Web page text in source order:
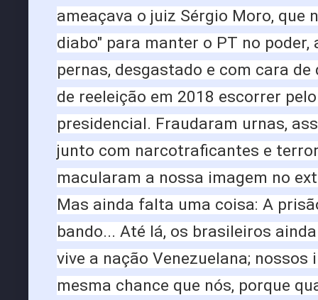
ameaçava o juiz Sérgio Moro, que
diabo" para manter o PT no
pernas, desgastado e com cara
de reeleição em 2018 escorrer
presidencial. Fraudaram urnas,
junto com narcotraficantes e
macularam a nossa imagem no
Mas ainda falta uma coisa: A
bando... Até lá, os brasileiros
vive a nação Venezuelana;
mesma chance que nós, porque